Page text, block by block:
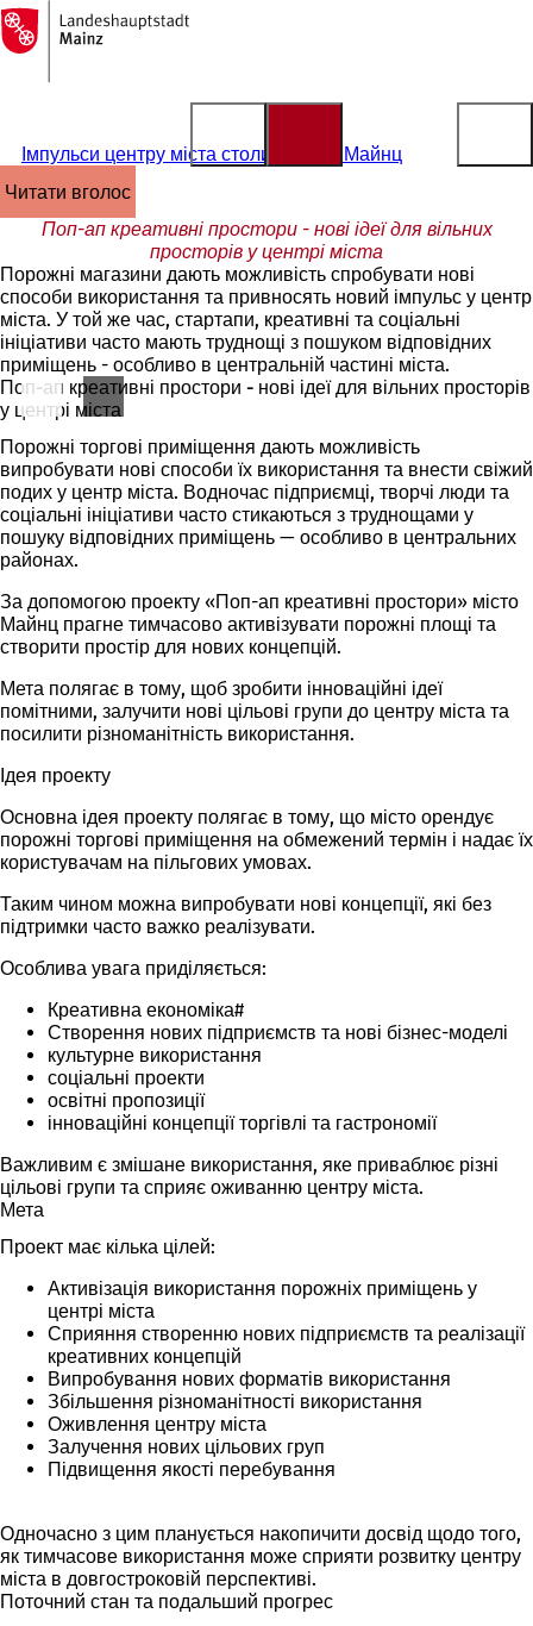
Перейти до змісту
На
головну
сторінку
Імпульси центру міста столиці землі Майнц
читати вголос
Поп-ап креативні простори - нові ідеї для вільних
просторів у центрі міста
Порожні магазини дають можливість спробувати нові
способи використання та привносять новий імпульс у центр
міста. У той же час, стартапи, креативні та соціальні
ініціативи часто мають труднощі з пошуком відповідних
приміщень - особливо в центральній частині міста.
Поп-ап креативні простори - нові ідеї для вільних просторів
у центрі міста
Порожні торгові приміщення дають можливість
випробувати нові способи їх використання та внести свіжий
подих у центр міста. Водночас підприємці, творчі люди та
соціальні ініціативи часто стикаються з труднощами у
пошуку відповідних приміщень — особливо в центральних
районах.
За допомогою проекту «Поп-ап креативні простори» місто
Майнц прагне тимчасово активізувати порожні площі та
створити простір для нових концепцій.
Мета полягає в тому, щоб зробити інноваційні ідеї
помітними, залучити нові цільові групи до центру міста та
посилити різноманітність використання.
Ідея проекту
Основна ідея проекту полягає в тому, що місто орендує
порожні торгові приміщення на обмежений термін і надає їх
користувачам на пільгових умовах.
Таким чином можна випробувати нові концепції, які без
підтримки часто важко реалізувати.
Особлива увага приділяється:
Креативна економіка#
Створення нових підприємств та нові бізнес-моделі
культурне використання
соціальні проекти
освітні пропозиції
інноваційні концепції торгівлі та гастрономії
Важливим є змішане використання, яке приваблює різні
цільові групи та сприяє оживанню центру міста.
Мета
Проект має кілька цілей:
Активізація використання порожніх приміщень у
центрі міста
Сприяння створенню нових підприємств та реалізації
креативних концепцій
Випробування нових форматів використання
Збільшення різноманітності використання
Оживлення центру міста
Залучення нових цільових груп
Підвищення якості перебування
Одночасно з цим планується накопичити досвід щодо того,
як тимчасове використання може сприяти розвитку центру
міста в довгостроковій перспективі.
Поточний стан та подальший прогрес